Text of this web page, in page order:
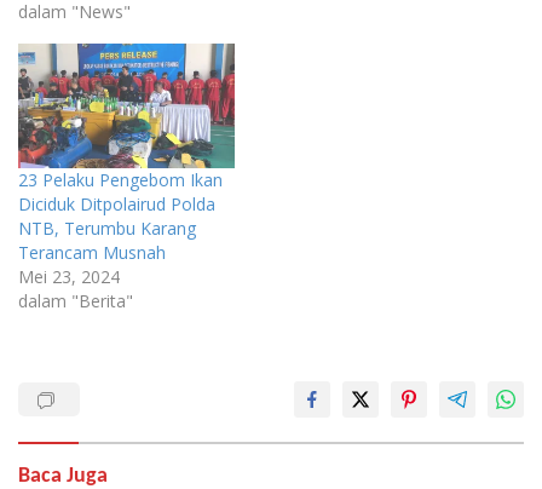
dalam "News"
23 Pelaku Pengebom Ikan
Diciduk Ditpolairud Polda
NTB, Terumbu Karang
Terancam Musnah
Mei 23, 2024
dalam "Berita"
Baca Juga